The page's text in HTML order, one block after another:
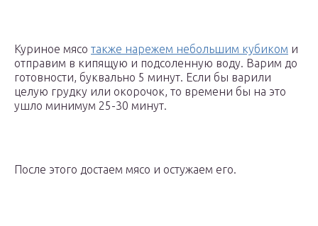
Куриное мясо также нарежем небольшим кубиком и
отправим в кипящую и подсоленную воду. Варим до
готовности, буквально 5 минут. Если бы варили
целую грудку или окорочок, то времени бы на это
ушло минимум 25-30 минут.
После этого достаем мясо и остужаем его.